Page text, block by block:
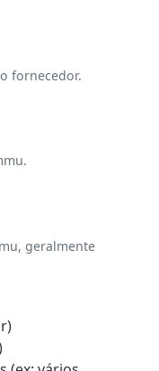
fornecedor.
geralmente